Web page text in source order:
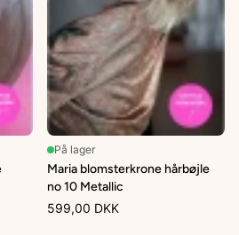
På lager
Maria blomsterkrone hårbøjle
no 10 Metallic
599,00 DKK